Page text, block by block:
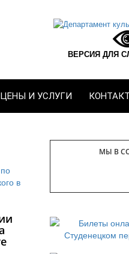
ВЕРСИЯ ДЛЯ
ЦЕНЫ И УСЛУГИ
МЫ В